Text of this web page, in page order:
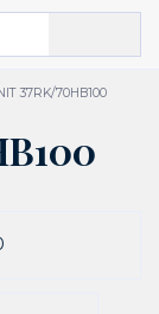
37RK/70HB100